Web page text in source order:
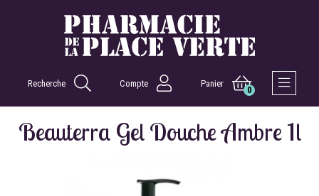
Recherche Compte Panier
0
Beauterra Gel Douche Ambre 1l